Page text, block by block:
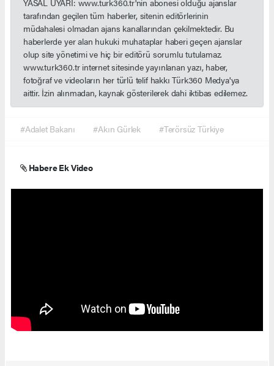
YASAL UYARI: www.turk360.tr'nin abonesi olduğu ajanslar
tarafından geçilen tüm haberler, sitenin editörlerinin
müdahalesi olmadan ajans kanallarından çekilmektedir. Bu
haberlerde yer alan hukuki muhataplar haberi geçen ajanslar
olup site yönetimi ve hiç bir editörü sorumlu tutulamaz.
www.turk360.tr internet sitesinde yayınlanan yazı, haber,
fotoğraf ve videoların her türlü telif hakkı Türk360 Medya'ya
aittir. İzin alınmadan, kaynak gösterilerek dahi iktibas edilemez.
#Adalet Bakanı #Akın Gürlek #Terörsüz Türkiye
Habere Ek Video